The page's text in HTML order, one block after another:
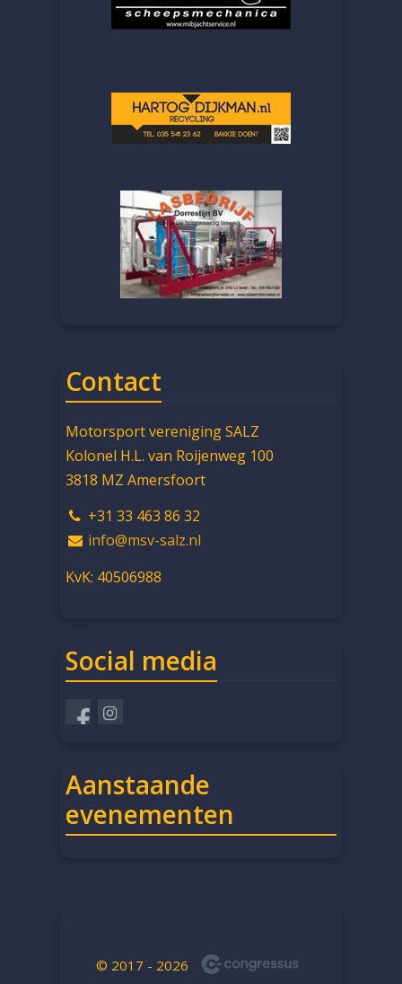
Contact
Motorsport vereniging SALZ
Kolonel H.L. van Roijenweg 100
3818 MZ Amersfoort
+31 33 463 86 32
info@msv-salz.nl
KvK: 40506988
Social media
Aanstaande
evenementen
© 2017 - 2026